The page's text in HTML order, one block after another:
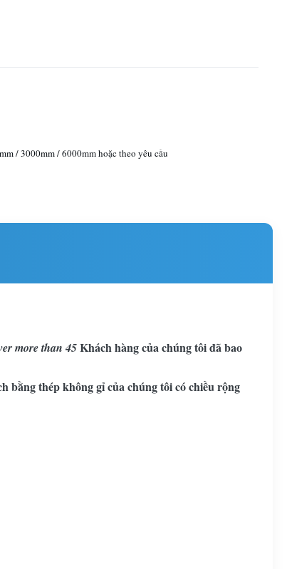
/ 3000mm / 6000mm hoặc theo yêu cầu
more than 45Khách hàng của chúng tôi đã bao
bằng thép không gỉ của chúng tôi có chiều rộng